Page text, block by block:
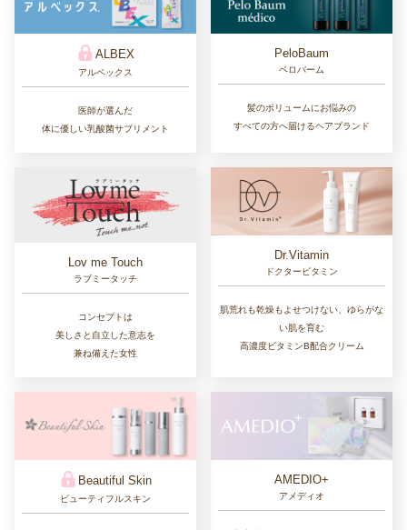
ALBEX
アルベックス
医師が選んだ
体に優しい乳酸菌サプリメント
PeloBaum
ペロバーム
髪のボリュームにお悩みの
すべての方へ届けるヘアブランド
Lov me Touch
ラブミータッチ
コンセプトは
美しさと自立した意志を
兼ね備えた女性
Dr.Vitamin
ドクタービタミン
肌荒れも乾燥もよせつけない、ゆらがな
い肌を育む
高濃度ビタミンB配合クリーム
Beautiful Skin
ビューティフルスキン
AMEDIO+
アメディオ